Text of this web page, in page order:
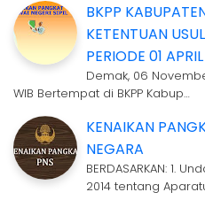
BKPP
KETENTUAN
PERIODE 01
Demak, 06
WIB Bertempat di BKPP Kabup…
KENAIKAN
NEGARA
BERDASARKAN: 1.
2014 tentang